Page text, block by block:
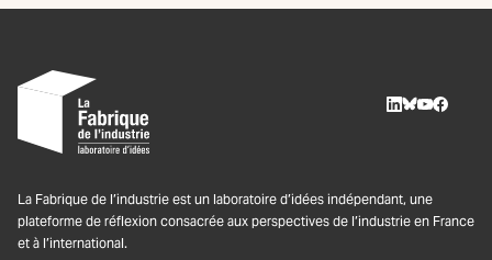
La Fabrique de l’industrie est un laboratoire d’idées indépendant, une
plateforme de réflexion consacrée aux perspectives de l’industrie en France
et à l’international.